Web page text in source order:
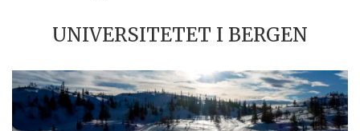
UNIVERSITETET I BERGEN